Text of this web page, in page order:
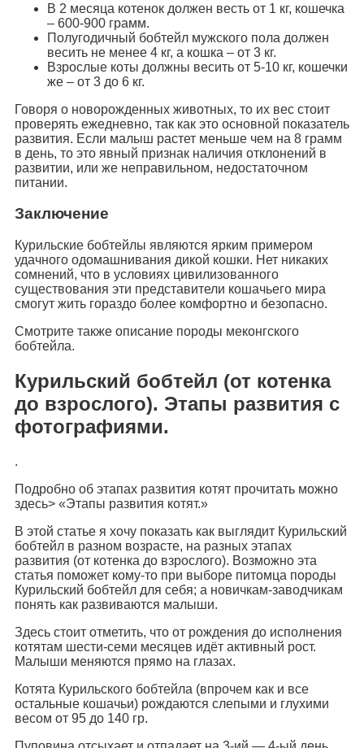
В 2 месяца котенок должен весть от 1 кг, кошечка
– 600-900 грамм.
Полугодичный бобтейл мужского пола должен
весить не менее 4 кг, а кошка – от 3 кг.
Взрослые коты должны весить от 5-10 кг, кошечки
же – от 3 до 6 кг.
Говоря о новорожденных животных, то их вес стоит
проверять ежедневно, так как это основной показатель
развития. Если малыш растет меньше чем на 8 грамм
в день, то это явный признак наличия отклонений в
развитии, или же неправильном, недостаточном
питании.
Заключение
Курильские бобтейлы являются ярким примером
удачного одомашнивания дикой кошки. Нет никаких
сомнений, что в условиях цивилизованного
существования эти представители кошачьего мира
смогут жить гораздо более комфортно и безопасно.
Смотрите также описание породы меконгского
бобтейла.
Курильский бобтейл (от котенка
до взрослого). Этапы развития с
фотографиями.
.
Подробно об этапах развития котят прочитать можно
здесь> «Этапы развития котят.»
В этой статье я хочу показать как выглядит Курильский
бобтейл в разном возрасте, на разных этапах
развития (от котенка до взрослого). Возможно эта
статья поможет кому-то при выборе питомца породы
Курильский бобтейл для себя; а новичкам-заводчикам
понять как развиваются малыши.
Здесь стоит отметить, что от рождения до исполнения
котятам шести-семи месяцев идёт активный рост.
Малыши меняются прямо на глазах.
Котята Курильского бобтейла (впрочем как и все
остальные кошачьи) рождаются слепыми и глухими
весом от 95 до 140 гр.